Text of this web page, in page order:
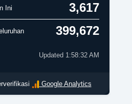
Ini 3,617
399,672
Updated 1:58:32 AM
Google Analytics